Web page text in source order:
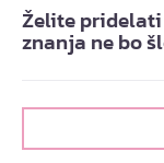
Želite pridelati
znanja ne bo